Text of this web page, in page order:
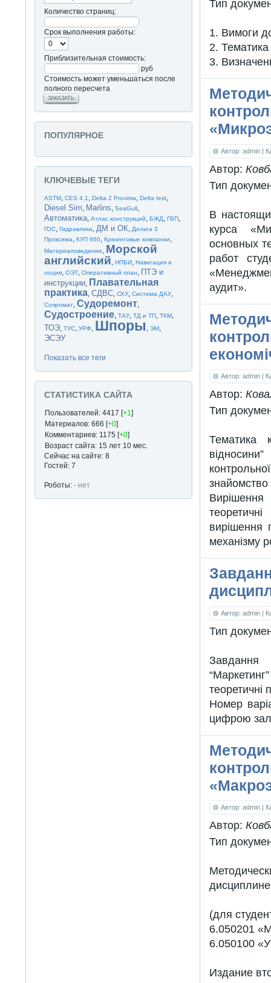
Тип
1. Вимоги
2. Тематика
3.
Автор: admin |
Автор:
Тип
В
курса
основных
работ
аудит».
Автор: admin |
Автор:
Тип
Тематика
вирішення
механізму
Автор: admin |
Тип
Завдання
теоретичні
Номер
цифрою
Автор: admin |
Автор:
Тип
(для
6.050201
6.050100
Издание
Количество страниц:
Срок выполнения работы:
Приблизительная стоимость:
руб
Стоимость может уменьшаться после
полного пересчета
ЗАКАЗАТЬ
ПОПУЛЯРНОЕ
КЛЮЧЕВЫЕ ТЕГИ
ASTM,CES 4.1 ,Delta 2 Proxima,Delta test,
Diesel Sim, Marlins,SeaGull,
Автоматика,Атлас конструкций,БЖД,ГВП,
ГОС,Гидравлика,ДМ и ОК,Дельта 3
Проксима,КУП 660,Крюинговые компании,
Материаловедение, Морской
английский,НПБИ,Навигация и
лоция,ОЭТ,Оперативный план, ПТЭ и
инструкции, Плавательная
практика,СДВС,СХУ,Система ДАУ,
Сопромат,Судоремонт,
Судостроение,ТАУ,ТД и ТП,ТКМ,
ТОЭ,ТУС,УРФ, Шпоры ,ЭМ,
ЭСЭУ
Показать все теги
СТАТИСТИКА САЙТА
Пользователей: 4417 [+1]
Материалов: 666 [+0]
Комментариев: 1175 [+0]
Возраст сайта: 15 лет 10 мес.
Сейчас на сайте: 8
Гостей: 7
Роботы:- нет